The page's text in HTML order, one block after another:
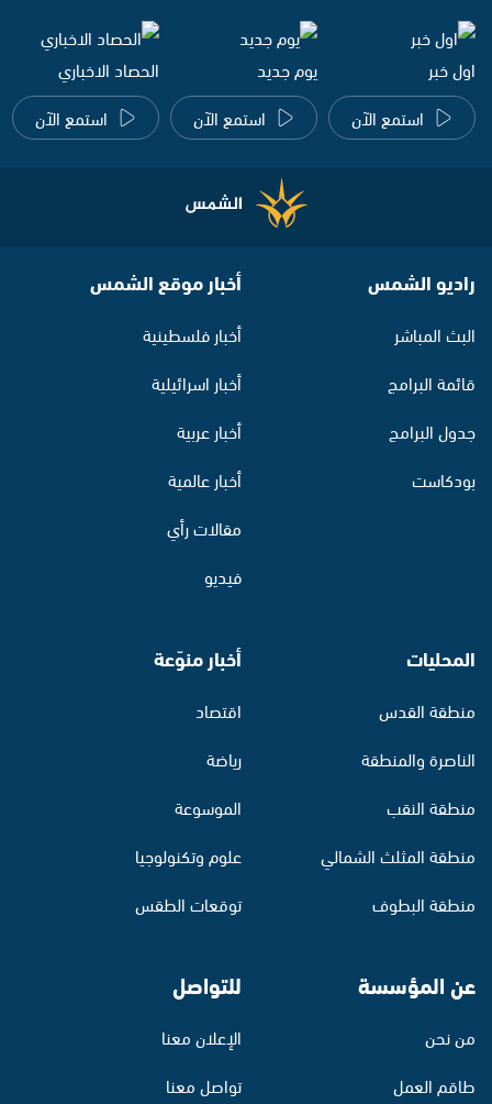
اول خبر
استمع الآن
يوم جديد
استمع الآن
الحصاد الاخباري
استمع الآن
راديو الشمس
البث المباشر
قائمة البرامج
جدول البرامج
بودكاست
أخبار موقع الشمس
أخبار فلسطينية
أخبار اسرائيلية
أخبار عربية
أخبار عالمية
مقالات رأي
فيديو
المحليات
منطقة القدس
الناصرة والمنطقة
منطقة النقب
منطقة المثلث الشمالي
منطقة البطوف
أخبار منوّعة
اقتصاد
رياضة
الموسوعة
علوم وتكنولوجيا
توقعات الطقس
عن المؤسسة
من نحن
طاقم العمل
للتواصل
الإعلان معنا
تواصل معنا